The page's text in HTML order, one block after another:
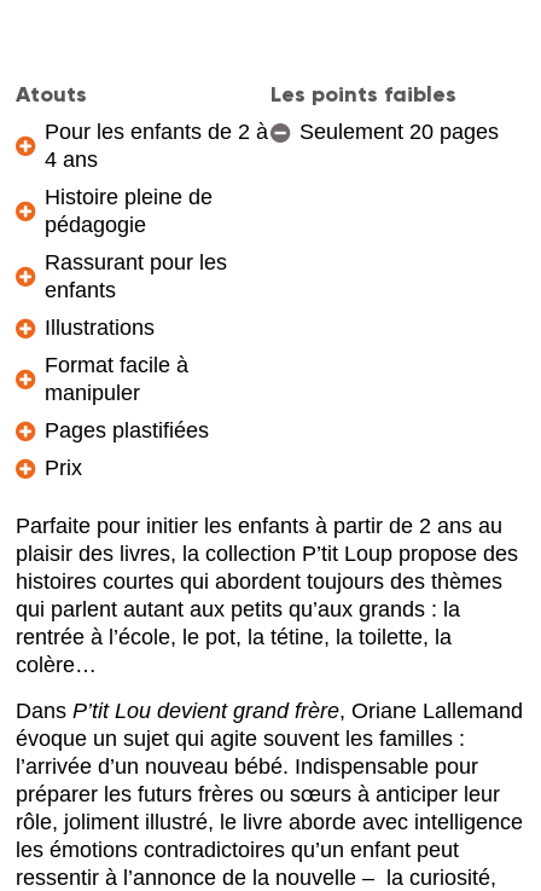
Atouts
Pour les enfants de 2 à
4 ans
Histoire pleine de
pédagogie
Rassurant pour les
enfants
Illustrations
Format facile à
manipuler
Pages plastifiées
Prix
Les points faibles
Seulement 20 pages
Parfaite pour initier les enfants à partir de 2 ans au
plaisir des livres, la collection P’tit Loup propose des
histoires courtes qui abordent toujours des thèmes
qui parlent autant aux petits qu’aux grands : la
rentrée à l’école, le pot, la tétine, la toilette, la
colère…
DansP’tit Lou devient grand frère, Oriane Lallemand
évoque un sujet qui agite souvent les familles :
l’arrivée d’un nouveau bébé. Indispensable pour
préparer les futurs frères ou sœurs à anticiper leur
rôle, joliment illustré, le livre aborde avec intelligence
les émotions contradictoires qu’un enfant peut
ressentir à l’annonce de la nouvelle – la curiosité,